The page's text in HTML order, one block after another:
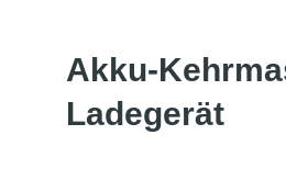
Akku-
Ladegerät